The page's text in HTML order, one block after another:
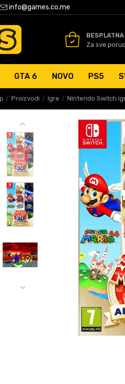
info@games.co.me
PREKO 50 EURSIGURNO PLAĆANJE
Za sve
GTA 6 NOVO PS5
Proizvodi Igre Nintendo Switch